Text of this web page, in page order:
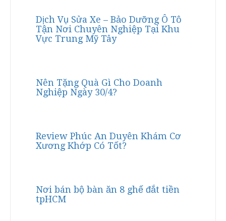
Dịch Vụ Sửa Xe – Bảo Dưỡng Ô Tô
Tận Nơi Chuyên Nghiệp Tại Khu
Vực Trung Mỹ Tây
Nên Tặng Quà Gì Cho Doanh
Nghiệp Ngày 30/4?
Review Phúc An Duyên Khám Cơ
Xương Khớp Có Tốt?
Nơi bán bộ bàn ăn 8 ghế đắt tiền
tpHCM